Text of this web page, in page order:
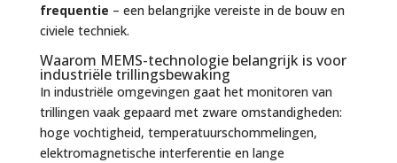
frequentie – een belangrijke vereiste in de bouw en
civiele techniek.
Waarom MEMS-technologie belangrijk is voor
industriële trillingsbewaking
In industriële omgevingen gaat het monitoren van
trillingen vaak gepaard met zware omstandigheden:
hoge vochtigheid, temperatuurschommelingen,
elektromagnetische interferentie en lange